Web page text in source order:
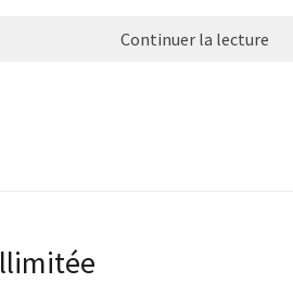
Continuer la lecture